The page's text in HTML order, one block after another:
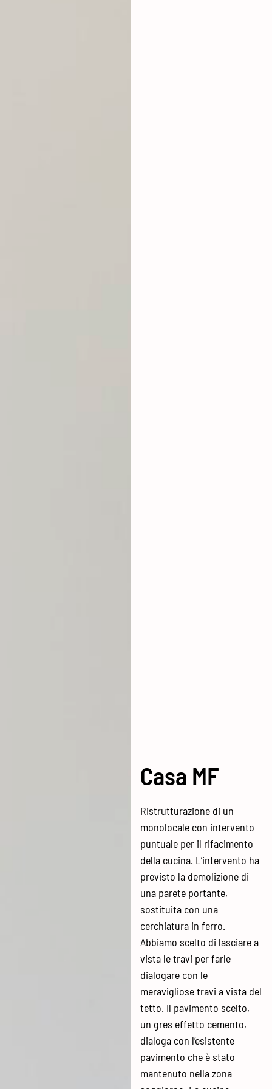
Casa MF
Ristrutturazione di un
monolocale con intervento
puntuale per il rifacimento
della cucina. L’intervento ha
previsto la demolizione di
una parete portante,
sostituita con una
cerchiatura in ferro.
Abbiamo scelto di lasciare a
vista le travi per farle
dialogare con le
meravigliose travi a vista del
tetto. Il pavimento scelto,
un gres effetto cemento,
dialoga con l’esistente
pavimento che è stato
mantenuto nella zona